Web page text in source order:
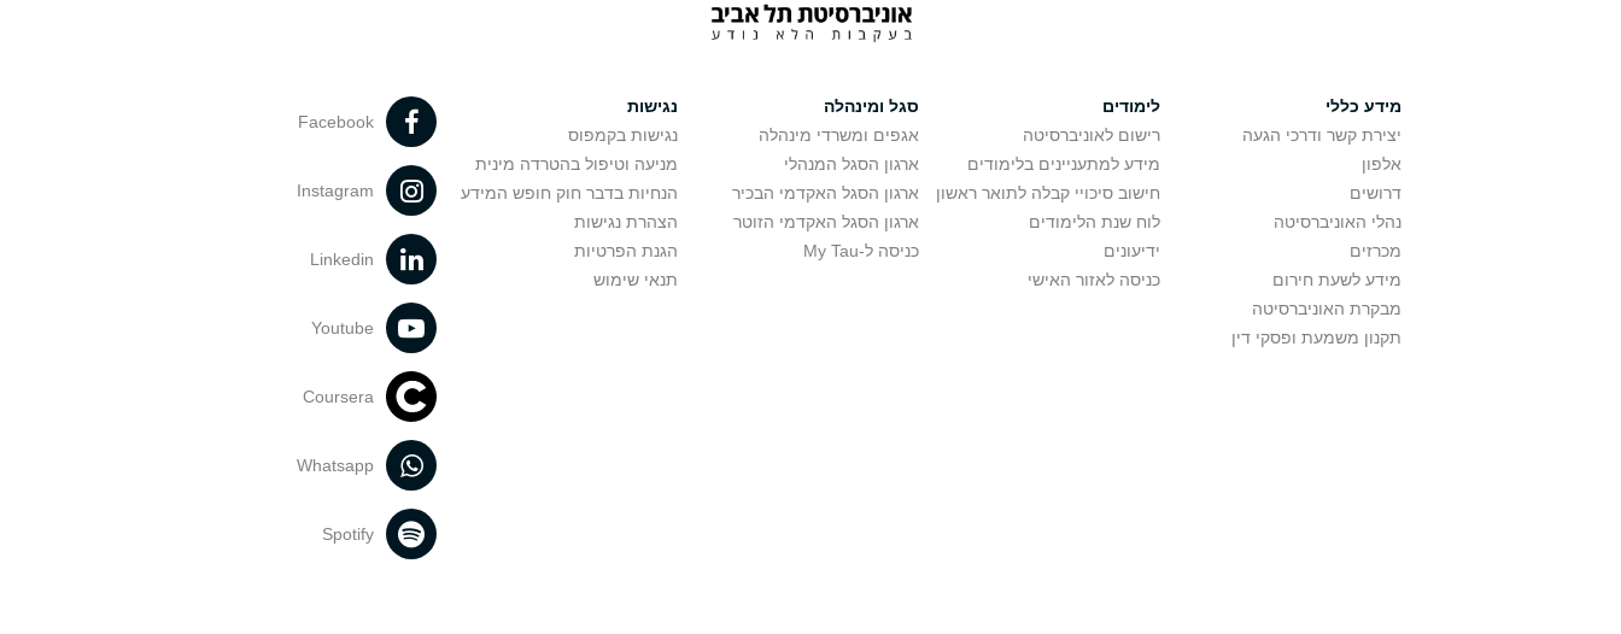
מידע כללי
יצירת קשר ודרכי הגעה
אלפון
דרושים
נהלי האוניברסיטה
מכרזים
מידע לשעת חירום
מבקרת האוניברסיטה
תקנון משמעת ופסקי דין
לימודים
רישום לאוניברסיטה
מידע למתעניינים בלימודים
חישוב סיכויי קבלה לתואר ראשון
לוח שנת הלימודים
ידיעונים
כניסה לאזור האישי
סגל ומינהלה
אגפים ומשרדי מינהלה
ארגון הסגל המנהלי
ארגון הסגל האקדמי הבכיר
ארגון הסגל האקדמי הזוטר
כניסה ל-My Tau
נגישות
נגישות בקמפוס
מניעה וטיפול בהטרדה מינית
הנחיות בדבר חוק חופש המידע
הצהרת נגישות
הגנת הפרטיות
תנאי שימוש
Facebook
Instagram
Linkedin
Youtube
Coursera
Whatsapp
Spotify